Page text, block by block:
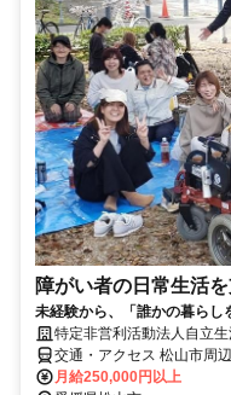
障がい者の日常生活
未経験から、「誰かの暮らし
特定非営利活動法人自立
交通・アクセス 松山市周
（直行直帰）
月給250,000円以上